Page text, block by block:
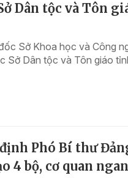
Dân tộc và Tôn
Sở Khoa học và Công
Sở Dân tộc và Tôn giáo
Phó Bí thư
4 bộ, cơ quan